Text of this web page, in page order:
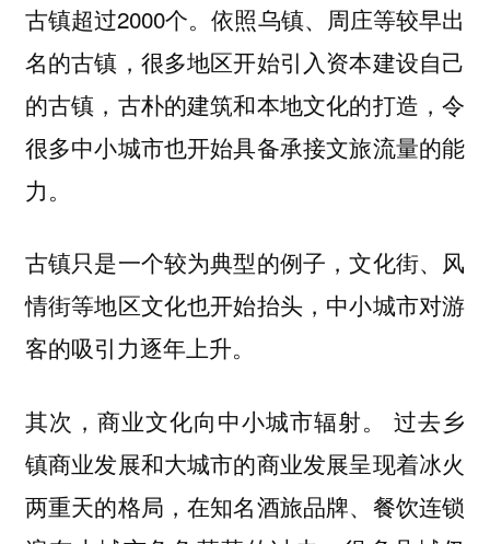
古镇超过2000个。依照乌镇、周庄等较早出
名的古镇，很多地区开始引入资本建设自己
的古镇，古朴的建筑和本地文化的打造，令
很多中小城市也开始具备承接文旅流量的能
力。
古镇只是一个较为典型的例子，文化街、风
情街等地区文化也开始抬头，中小城市对游
客的吸引力逐年上升。
其次，商业文化向中小城市辐射。 过去乡
镇商业发展和大城市的商业发展呈现着冰火
两重天的格局，在知名酒旅品牌、餐饮连锁